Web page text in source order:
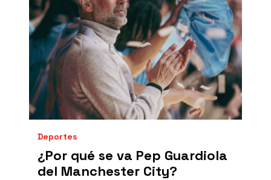
Deportes
¿Por qué se va Pep Guardiola
del Manchester City?